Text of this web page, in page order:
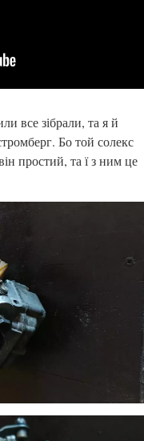
все зібрали, та я й
Бо той солекс
простий, та ї з ним це